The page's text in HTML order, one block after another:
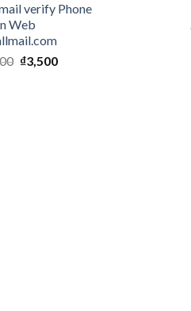
verify Phone
Web
₫3,500